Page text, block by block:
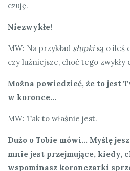
czuję.
Niezwykłe!
MW: Na przykład słupkisą o ileś
czy luźniejsze, choć tego zwykły
Można powiedzieć, że to jest
w koronce…
MW: Tak to właśnie jest.
Dużo o Tobie mówi… Myślę
mnie jest przejmujące, kiedy,
wspominasz koronczarki